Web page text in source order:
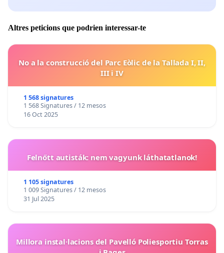
Altres peticions que podrien interessar-te
No a la construcció del Parc Eòlic de la Tallada I, II,
III i IV
1 568 signatures
1 568 Signatures / 12 mesos
16 Oct 2025
Felnőtt autisták: nem vagyunk láthatatlanok!
1 105 signatures
1 009 Signatures / 12 mesos
31 Jul 2025
Millora instal·lacions del Pavelló Poliesportiu Torras